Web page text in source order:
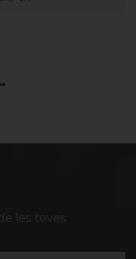
les teves